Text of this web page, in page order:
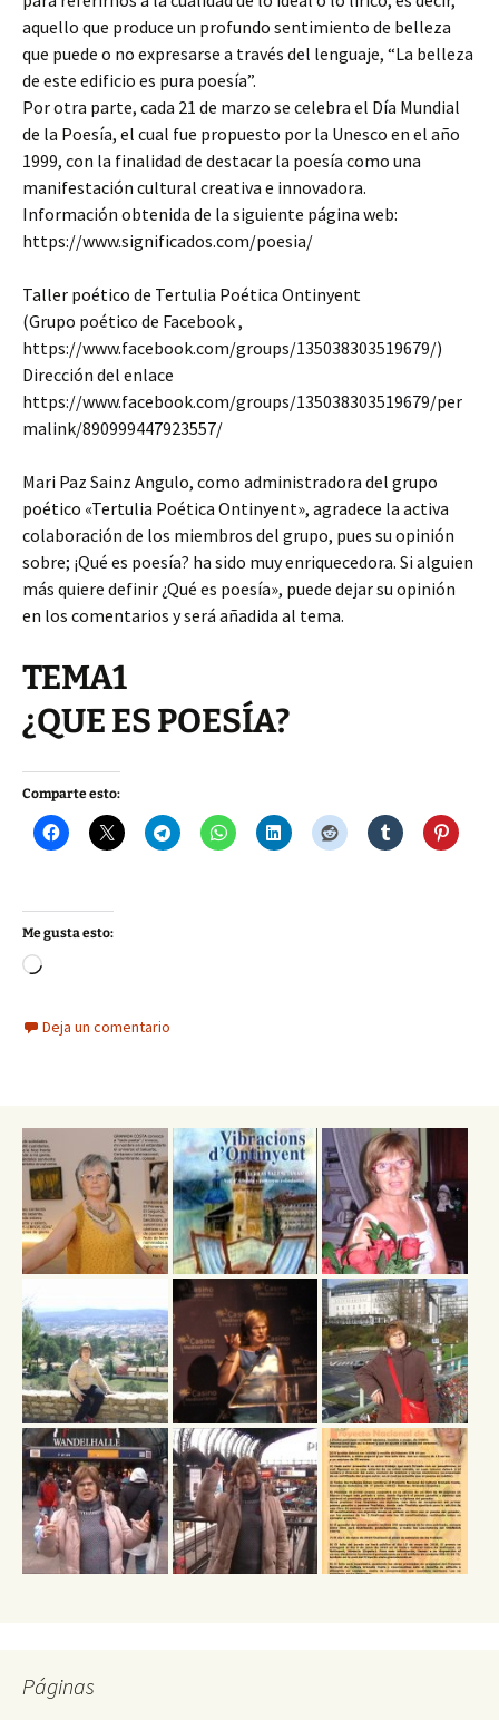
aquello que produce un profundo sentimiento de belleza
que puede o no expresarse a través del lenguaje, “La belleza
de este edificio es pura poesía”.
Por otra parte, cada 21 de marzo se celebra el Día Mundial
de la Poesía, el cual fue propuesto por la Unesco en el año
1999, con la finalidad de destacar la poesía como una
manifestación cultural creativa e innovadora.
Información obtenida de la siguiente página web:
https://www.significados.com/poesia/
Taller poético de Tertulia Poética Ontinyent
(Grupo poético de Facebook ,
https://www.facebook.com/groups/135038303519679/)
Dirección del enlace
https://www.facebook.com/groups/135038303519679/per
malink/890999447923557/
Mari Paz Sainz Angulo, como administradora del grupo
poético «Tertulia Poética Ontinyent», agradece la activa
colaboración de los miembros del grupo, pues su opinión
sobre; ¡Qué es poesía? ha sido muy enriquecedora. Si alguien
más quiere definir ¿Qué es poesía», puede dejar su opinión
en los comentarios y será añadida al tema.
TEMA1
¿QUE ES POESÍA?
Comparte esto:
Me gusta esto:
Cargando...
Deja un comentario
Páginas